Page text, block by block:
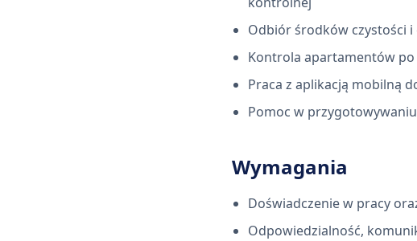
Odbiór środków czystości
Kontrola apartamentów
Praca z aplikacją mobilną
Pomoc w
Wymagania
Doświadczenie w pracy
Odpowiedzialność,